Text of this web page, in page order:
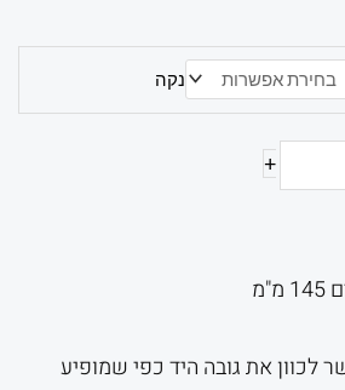
היה:
₪200.00.
נקה
+
לכוון את גובה היד כפי שמופיע